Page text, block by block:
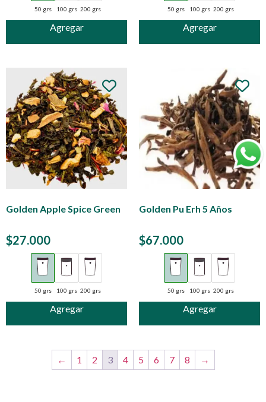
Agregar
50 grs 100 grs 200 grs
Agregar
50 grs 100 grs 200 grs
Golden Apple Spice Green
$27.000
Agregar
50 grs 100 grs 200 grs
Golden Pu Erh 5 Años
$67.000
Agregar
50 grs 100 grs 200 grs
← 1 2 3 4 5 6 7 8 →